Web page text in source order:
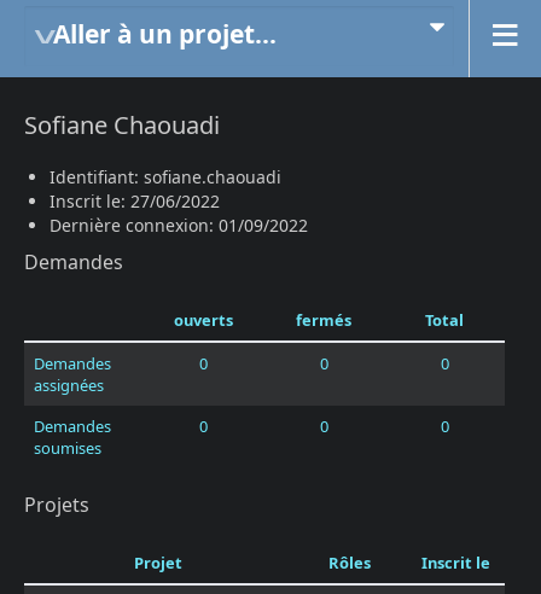
Aller à un projet...
Sofiane Chaouadi
Identifiant: sofiane.chaouadi
Inscrit le: 27/06/2022
Dernière connexion: 01/09/2022
Demandes
ouverts fermés
Total
Demandes
assignées
0 0 0
Demandes
soumises
0 0 0
Projets
Projet Rôles
Inscrit le